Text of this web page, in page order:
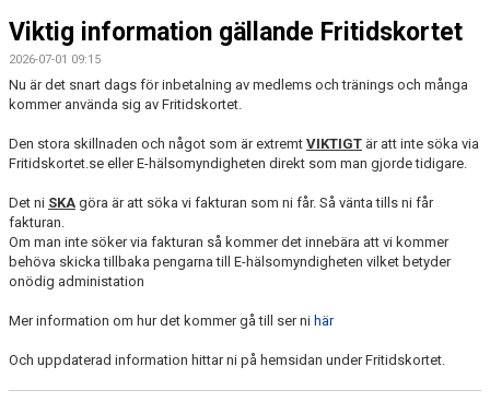
Viktig information gällande Fritidskortet
2026-07-01 09:15
Nu är det snart dags för inbetalning av medlems och tränings och många
kommer använda sig av Fritidskortet.
Den stora skillnaden och något som är extremt VIKTIGT är att inte söka via
Fritidskortet.se eller E-hälsomyndigheten direkt som man gjorde tidigare.
Det ni SKA göra är att söka vi fakturan som ni får. Så vänta tills ni får
fakturan.
Om man inte söker via fakturan så kommer det innebära att vi kommer
behöva skicka tillbaka pengarna till E-hälsomyndigheten vilket betyder
onödig administation
Mer information om hur det kommer gå till ser ni här
Och uppdaterad information hittar ni på hemsidan under Fritidskortet.